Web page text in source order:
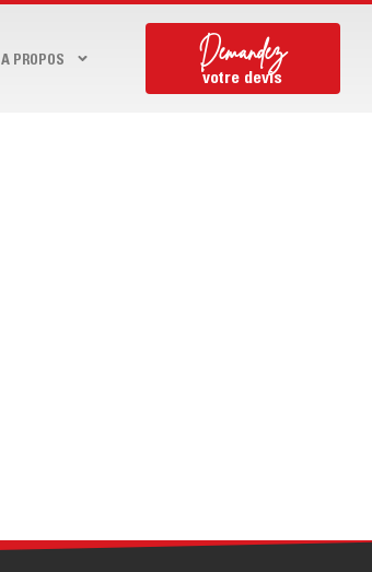
A PROPOS Demandez
votre devis